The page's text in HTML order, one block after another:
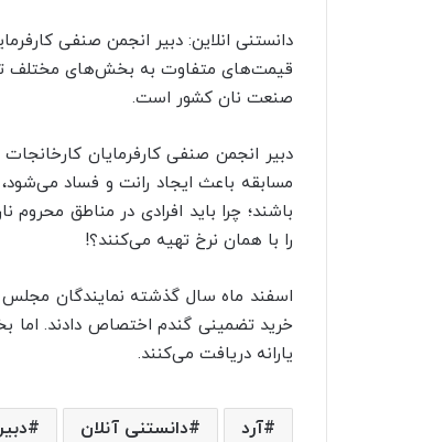
دانستنی انلاین: دبیر انجمن صنفی
قیمت‌های متفاوت به بخش‌های مختلف
صنعت نان کشور است.
دبیر انجمن صنفی کارفرمایان
مسابقه باعث ایجاد رانت و فساد
باشند؛ چرا باید افرادی در مناطق
را با همان نرخ تهیه می‌کنند؟!
اسفند ماه سال گذشته نمایندگان مجلس
خرید تضمینی گندم اختصاص دادند. اما
یارانه دریافت می‌کنند.
آرد دانستنی آنلان